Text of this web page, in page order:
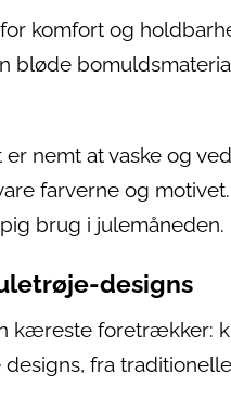
komfort og
bløde
nemt at vaske og
farverne og
brug i julemåneden.
designs
kæreste foretrækker:
designs, fra